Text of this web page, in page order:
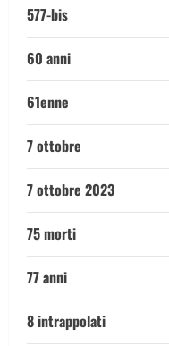
577-bis
60 anni
61enne
7 ottobre
7 ottobre 2023
75 morti
77 anni
8 intrappolati